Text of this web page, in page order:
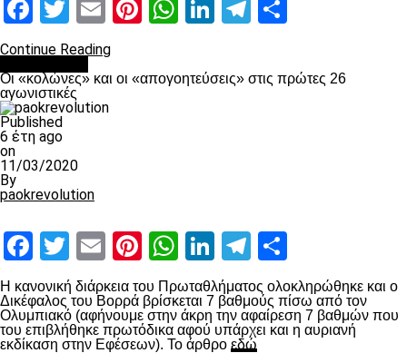
Facebook
Twitter
EmailPinterest
WhatsApp
LinkedInTelegram
Continue Reading
Οι «κολώνες» και οι «απογοητεύσεις» στις πρώτες 26
αγωνιστικές
Published
6 έτη ago
on
11/03/2020
By
paokrevolution
Facebook
Twitter
EmailPinterest
WhatsApp
LinkedIn
Telegram
Η κανονική διάρκεια του Πρωταθλήματος ολοκληρώθηκε και ο
Δικέφαλος του Βορρά βρίσκεται 7 βαθμούς πίσω από τον
Ολυμπιακό (αφήνουμε στην άκρη την αφαίρεση 7 βαθμών που
του επιβλήθηκε πρωτόδικα αφού υπάρχει και η αυριανή
εκδίκαση στην Εφέσεων). Το άρθρο εδώ